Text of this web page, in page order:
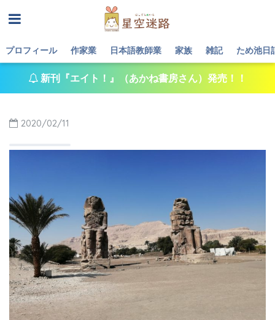
プロフィール 作家業 日本語教師業 家族 雑記 ため池日
新刊『エイト！』（あかね書房さん）発売！！
2020/02/11